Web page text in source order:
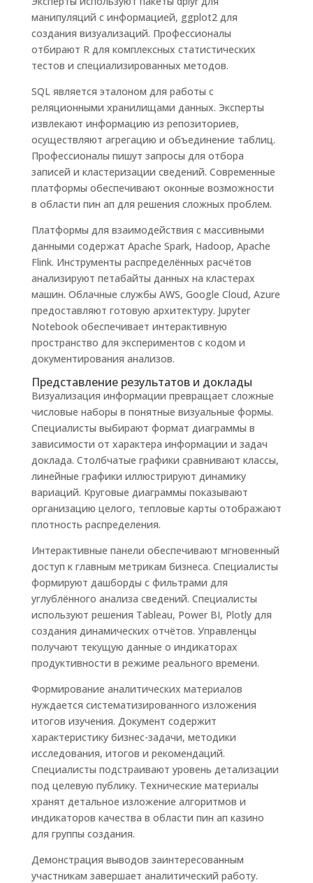
манипуляций с информацией, ggplot2 для
создания визуализаций. Профессионалы
отбирают R для комплексных статистических
тестов и специализированных методов.
SQL является эталоном для работы с
реляционными хранилищами данных. Эксперты
извлекают информацию из репозиториев,
осуществляют агрегацию и объединение таблиц.
Профессионалы пишут запросы для отбора
записей и кластеризации сведений. Современные
платформы обеспечивают оконные возможности
в области пин ап для решения сложных проблем.
Платформы для взаимодействия с массивными
данными содержат Apache Spark, Hadoop, Apache
Flink. Инструменты распределённых расчётов
анализируют петабайты данных на кластерах
машин. Облачные службы AWS, Google Cloud, Azure
предоставляют готовую архитектуру. Jupyter
Notebook обеспечивает интерактивную
пространство для экспериментов с кодом и
документирования анализов.
Представление результатов и доклады
Визуализация информации превращает сложные
числовые наборы в понятные визуальные формы.
Специалисты выбирают формат диаграммы в
зависимости от характера информации и задач
доклада. Столбчатые графики сравнивают классы,
линейные графики иллюстрируют динамику
вариаций. Круговые диаграммы показывают
организацию целого, тепловые карты отображают
плотность распределения.
Интерактивные панели обеспечивают мгновенный
доступ к главным метрикам бизнеса. Специалисты
формируют дашборды с фильтрами для
углублённого анализа сведений. Специалисты
используют решения Tableau, Power BI, Plotly для
создания динамических отчётов. Управленцы
получают текущую данные о индикаторах
продуктивности в режиме реального времени.
Формирование аналитических материалов
нуждается систематизированного изложения
итогов изучения. Документ содержит
характеристику бизнес-задачи, методики
исследования, итогов и рекомендаций.
Специалисты подстраивают уровень детализации
под целевую публику. Технические материалы
хранят детальное изложение алгоритмов и
индикаторов качества в области пин ап казино
для группы создания.
Демонстрация выводов заинтересованным
участникам завершает аналитический работу.